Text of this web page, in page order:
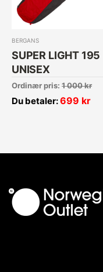
BERGANS
SUPER LIGHT 195
UNISEX
Ordinær pris: 1 000kr
Du betaler:699 kr